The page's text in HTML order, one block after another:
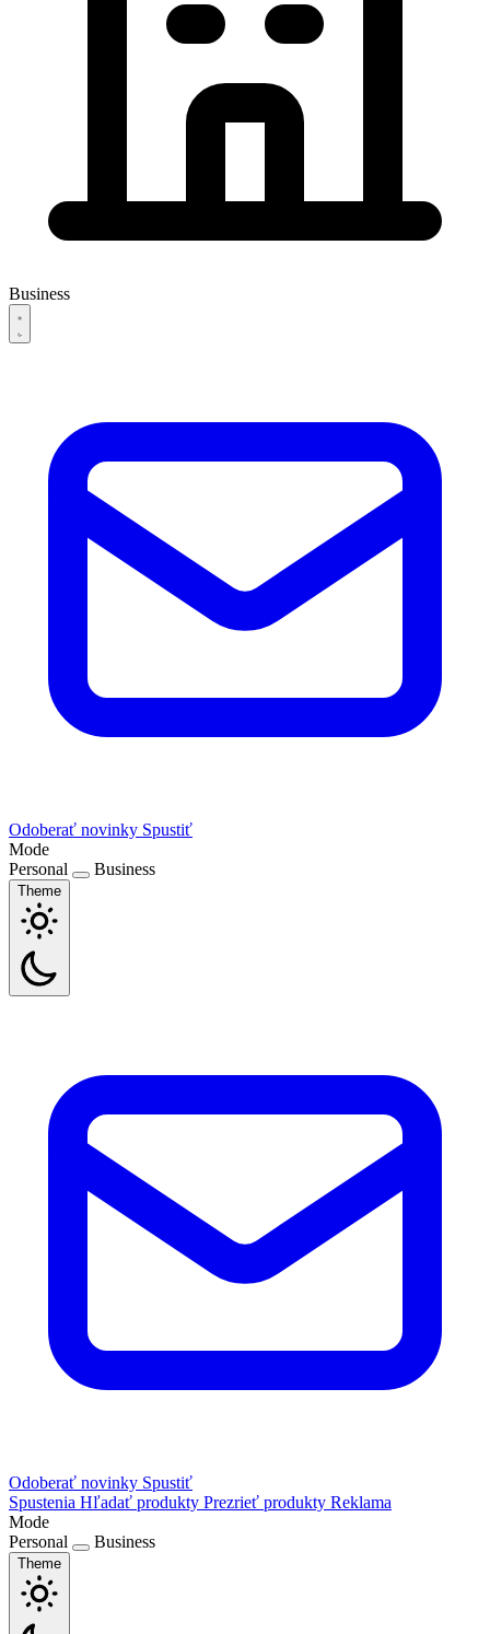
Business
Odoberať novinky Spustiť
Mode
Personal
Business
Theme
Odoberať novinky Spustiť
Spustenia Hľadať produkty Prezrieť produkty Reklama
Mode
Personal
Business
Theme